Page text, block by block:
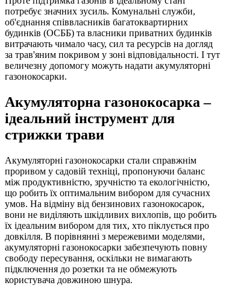
потребує значних зусиль. Комунальні служби,
об'єднання співвласників багатоквартирних
будинків (ОСББ) та власники приватних будинків
витрачають чимало часу, сил та ресурсів на догляд
за трав'яним покривом у зоні відповідальності. І тут
величезну допомогу можуть надати акумуляторні
газонокосарки.
Акумуляторна газонокосарка –
ідеальний інструмент для
стрижки трави
Акумуляторні газонокосарки стали справжнім
проривом у садовій техніці, пропонуючи баланс
між продуктивністю, зручністю та екологічністю,
що робить їх оптимальним вибором для сучасних
умов. На відміну від бензинових газонокосарок,
вони не виділяють шкідливих вихлопів, що робить
їх ідеальним вибором для тих, хто піклується про
довкілля. В порівнянні з мережевими моделями,
акумуляторні газонокосарки забезпечують повну
свободу пересування, оскільки не вимагають
підключення до розетки та не обмежують
користувача довжиною шнура.